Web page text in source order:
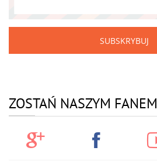
SUBSKRYBUJ
ZOSTAŃ NASZYM FANEM